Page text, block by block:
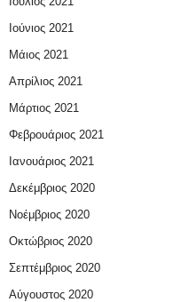
Ιούνιος 2021
Μάιος 2021
Απρίλιος 2021
Μάρτιος 2021
Φεβρουάριος 2021
Ιανουάριος 2021
Δεκέμβριος 2020
Νοέμβριος 2020
Οκτώβριος 2020
Σεπτέμβριος 2020
Αύγουστος 2020